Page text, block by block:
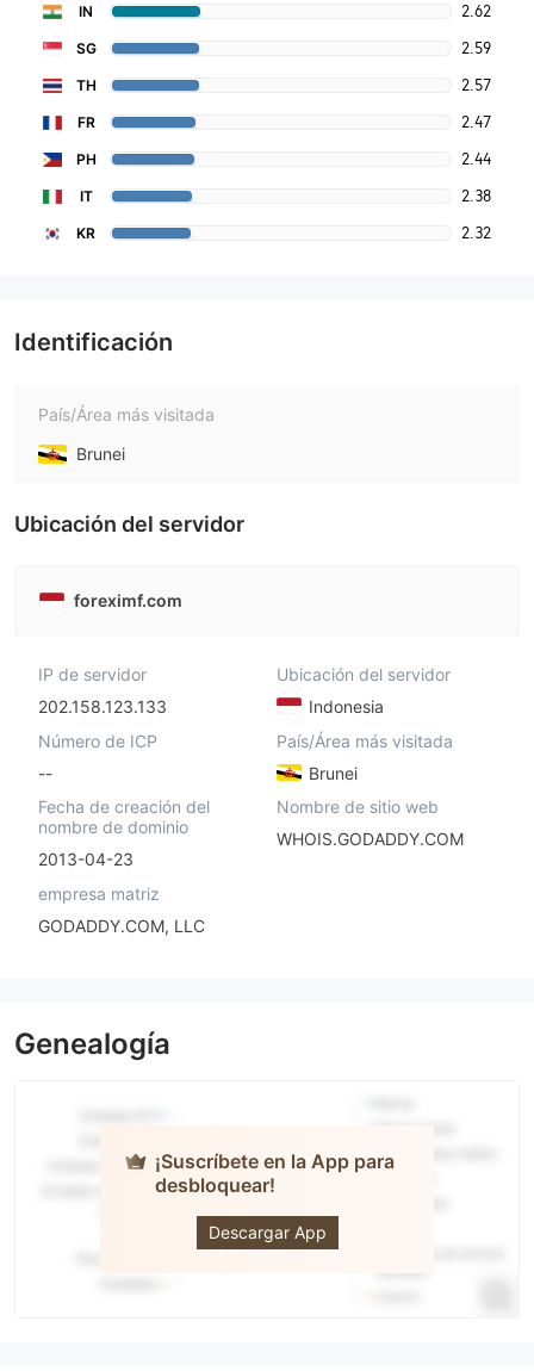
IN 2.62
SG 2.59
TH 2.57
FR 2.47
PH 2.44
IT 2.38
KR 2.32
Identificación
País/Área más visitada
Brunei
Ubicación del servidor
foreximf.com
IP de servidor
202.158.123.133
Ubicación del servidor
Indonesia
Número de ICP
--
País/Área más visitada
Brunei
Fecha de creación del
nombre de dominio
2013-04-23
Nombre de sitio web
WHOIS.GODADDY.COM
empresa matriz
GODADDY.COM, LLC
Genealogía
¡Suscríbete en la App para
desbloquear!
Descargar App
FOREXimf